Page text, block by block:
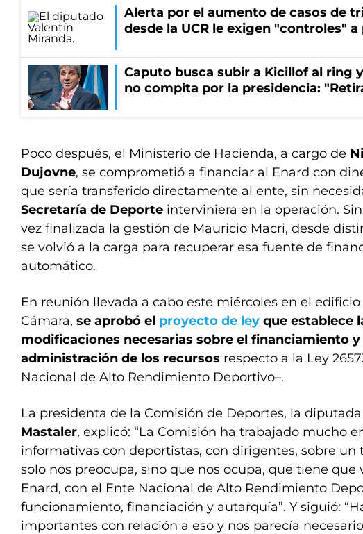
Alerta por el aumento de casos de
desde la UCR le exigen "controles"
Caputo busca subir a Kicillof al ring
no compita por la presidencia:
Poco después, el Ministerio de Hacienda, a cargo de
Dujovne, se comprometió a financiar al Enard con
que sería transferido directamente al ente, sin
Secretaría de Deporte interviniera en la operación.
vez finalizada la gestión de Mauricio Macri, desde
se volvió a la carga para recuperar esa fuente de
automático.
En reunión llevada a cabo este miércoles en el edificio
Cámara, se aprobó el proyecto de ley que establece
modificaciones necesarias sobre el financiamiento y
administración de los recursos respecto a la Ley
Nacional de Alto Rendimiento Deportivo–.
La presidenta de la Comisión de Deportes, la diputada
Mastaler, explicó: “La Comisión ha trabajado mucho
informativas con deportistas, con dirigentes, sobre un
solo nos preocupa, sino que nos ocupa, que tiene que
Enard, con el Ente Nacional de Alto Rendimiento
funcionamiento, financiación y autarquía”. Y siguió:
importantes con relación a eso y nos parecía